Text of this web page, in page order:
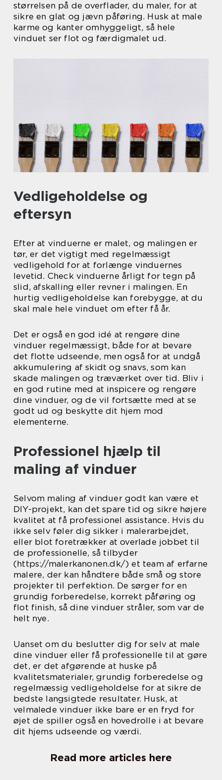
størrelsen på de overflader, du maler, for at
sikre en glat og jævn påføring. Husk at male
karme og kanter omhyggeligt, så hele
vinduet ser flot og færdigmalet ud.
Vedligeholdelse og
eftersyn
Efter at vinduerne er malet, og malingen er
tør, er det vigtigt med regelmæssigt
vedligehold for at forlænge vinduernes
levetid. Check vinduerne årligt for tegn på
slid, afskalling eller revner i malingen. En
hurtig vedligeholdelse kan forebygge, at du
skal male hele vinduet om efter få år.
Det er også en god idé at rengøre dine
vinduer regelmæssigt, både for at bevare
det flotte udseende, men også for at undgå
akkumulering af skidt og snavs, som kan
skade malingen og træværket over tid. Bliv i
en god rutine med at inspicere og rengøre
dine vinduer, og de vil fortsætte med at se
godt ud og beskytte dit hjem mod
elementerne.
Professionel hjælp til
maling af vinduer
Selvom maling af vinduer godt kan være et
DIY-projekt, kan det spare tid og sikre højere
kvalitet at få professionel assistance. Hvis du
ikke selv føler dig sikker i malerarbejdet,
eller blot foretrækker at overlade jobbet til
de professionelle, så tilbyder
(https://malerkanonen.dk/) et team af erfarne
malere, der kan håndtere både små og store
projekter til perfektion. De sørger for en
grundig forberedelse, korrekt påføring og
flot finish, så dine vinduer stråler, som var de
helt nye.
Uanset om du beslutter dig for selv at male
dine vinduer eller få professionelle til at gøre
det, er det afgørende at huske på
kvalitetsmaterialer, grundig forberedelse og
regelmæssig vedligeholdelse for at sikre de
bedste langsigtede resultater. Husk, at
velmalede vinduer ikke bare er en fryd for
øjet de spiller også en hovedrolle i at bevare
dit hjems udseende og værdi.
Read more articles here